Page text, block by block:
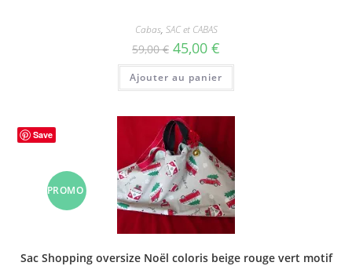
Cabas, SAC et CABAS
59,00€ Le
prix
initial
était :
59,00 €.
45,00 €
actuel
est :
45,00 €.
Ajouter au panier
Save
PROMO
Sac Shopping oversize Noël coloris beige rouge vert motif